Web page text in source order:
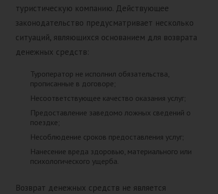
туристическую компанию. Действующее
законодательство предусматривает несколько
ситуаций, являющихся основанием для возврата
денежных средств:
Туроператор не исполнил обязательства,
прописанные в договоре;
Несоответствующее качество оказания услуг;
Предоставление заведомо ложных сведений о
поездке;
Несоблюдение сроков предоставления услуг;
Нанесение вреда здоровью, материального или
психологического ущерба.
Возврат денежных средств не является